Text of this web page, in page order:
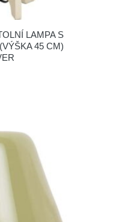
LAMPA S
45 CM)